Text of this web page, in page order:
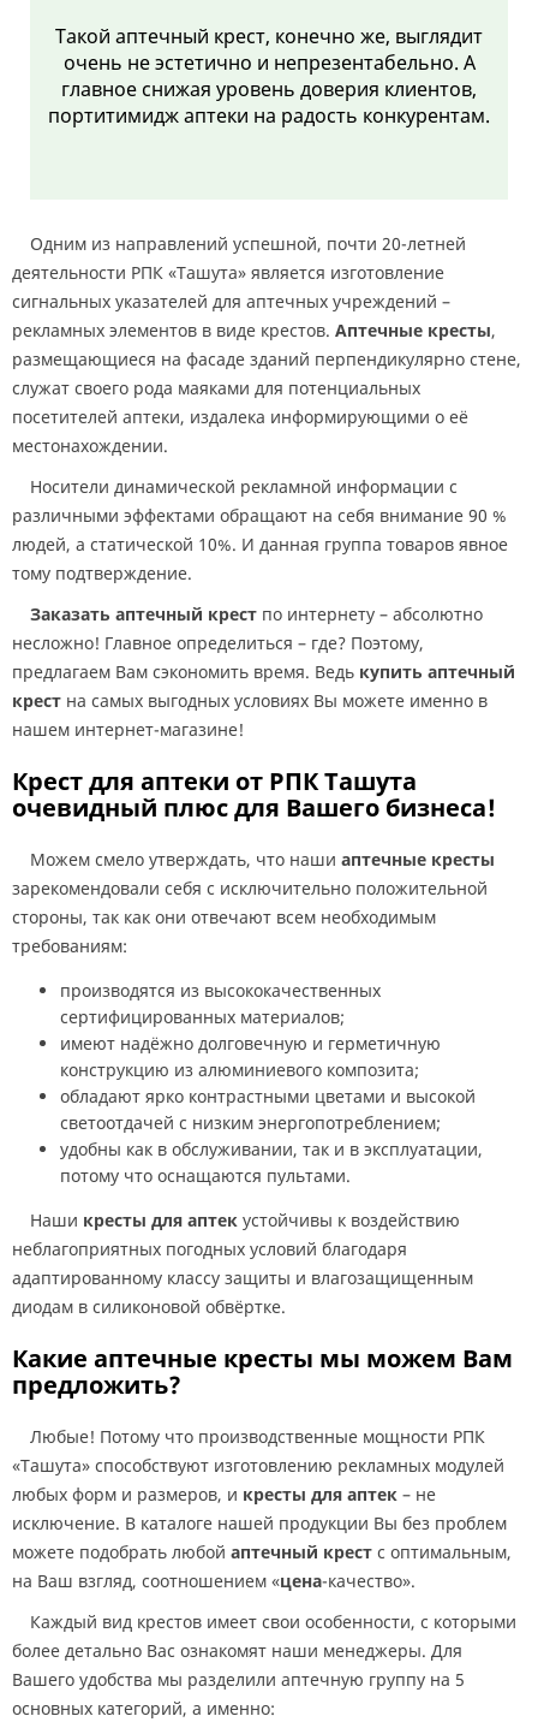
Такой аптечный крест, конечно же, выглядит
очень не эстетично и непрезентабельно. А
главное снижая уровень доверия клиентов,
портитимидж аптеки на радость конкурентам.
Одним из направлений успешной, почти 20-летней
деятельности РПК «Ташута» является изготовление
сигнальных указателей для аптечных учреждений –
рекламных элементов в виде крестов. Аптечные кресты,
размещающиеся на фасаде зданий перпендикулярно стене,
служат своего рода маяками для потенциальных
посетителей аптеки, издалека информирующими о её
местонахождении.
Носители динамической рекламной информации с
различными эффектами обращают на себя внимание 90 %
людей, а статической 10%. И данная группа товаров явное
тому подтверждение.
Заказать аптечный крест по интернету – абсолютно
несложно! Главное определиться – где? Поэтому,
предлагаем Вам сэкономить время. Ведь купить аптечный
крест на самых выгодных условиях Вы можете именно в
нашем интернет-магазине!
Крест для аптеки от РПК Ташута
очевидный плюс для Вашего бизнеса!
Можем смело утверждать, что наши аптечные кресты
зарекомендовали себя с исключительно положительной
стороны, так как они отвечают всем необходимым
требованиям:
производятся из высококачественных
сертифицированных материалов;
имеют надёжно долговечную и герметичную
конструкцию из алюминиевого композита;
обладают ярко контрастными цветами и высокой
светоотдачей с низким энергопотреблением;
удобны как в обслуживании, так и в эксплуатации,
потому что оснащаются пультами.
Наши кресты для аптек устойчивы к воздействию
неблагоприятных погодных условий благодаря
адаптированному классу защиты и влагозащищенным
диодам в силиконовой обвёртке.
Какие аптечные кресты мы можем Вам
предложить?
Любые! Потому что производственные мощности РПК
«Ташута» способствуют изготовлению рекламных модулей
любых форм и размеров, и кресты для аптек – не
исключение. В каталоге нашей продукции Вы без проблем
можете подобрать любой аптечный крест с оптимальным,
на Ваш взгляд, соотношением «цена-качество».
Каждый вид крестов имеет свои особенности, с которыми
более детально Вас ознакомят наши менеджеры. Для
Вашего удобства мы разделили аптечную группу на 5
основных категорий, а именно: